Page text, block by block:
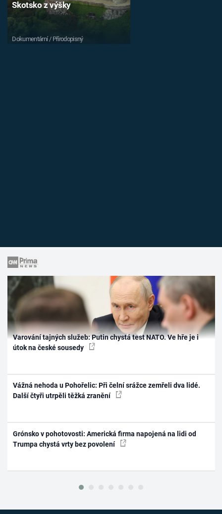
Skotsko z výšky
Dokumentární / Přírodopisný
Varování tajných služeb: Putin chystá test NATO. Ve hře je i
útok na české sousedy
Vážná nehoda u Pohořelic: Při čelní srážce zemřeli dva lidé.
Další čtyři utrpěli těžká zranění
Grónsko v pohotovosti: Americká firma napojená na lidi od
Trumpa chystá vrty bez povolení